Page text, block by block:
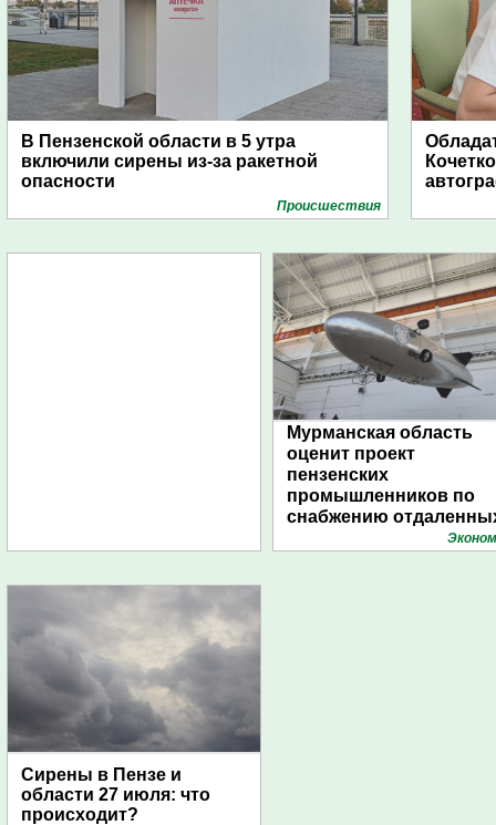
В Пензенской области в 5 утра
включили сирены из-за ракетной
опасности
Проиcшествия
Мурманская область
оценит проект
пензенских
промышленников по
снабжению
поселений с помощью
Сирены в Пензе и
области 27 июля: что
происходит?